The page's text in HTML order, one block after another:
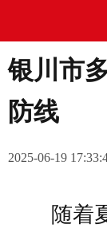
银川市
防线
2025-06-19
随着夏